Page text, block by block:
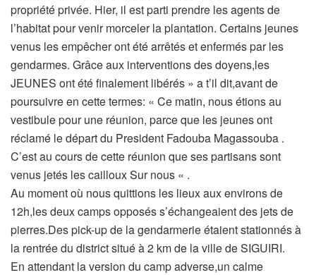
propriété privée. Hier, il est parti prendre les agents de
l’habitat pour venir morceler la plantation. Certains jeunes
venus les empêcher ont été arrêtés et enfermés par les
gendarmes. Grâce aux interventions des doyens,les
JEUNES ont été finalement libérés » a t’il dit,avant de
poursuivre en cette termes: « Ce matin, nous étions au
vestibule pour une réunion, parce que les jeunes ont
réclamé le départ du President Fadouba Magassouba .
C’est au cours de cette réunion que ses partisans sont
venus jetés les cailloux Sur nous « .
Au moment où nous quittions les lieux aux environs de
12h,les deux camps opposés s’échangeaient des jets de
pierres.Des pick-up de la gendarmerie étaient stationnés à
la rentrée du district situé à 2 km de la ville de SIGUIRI.
En attendant la version du camp adverse,un calme